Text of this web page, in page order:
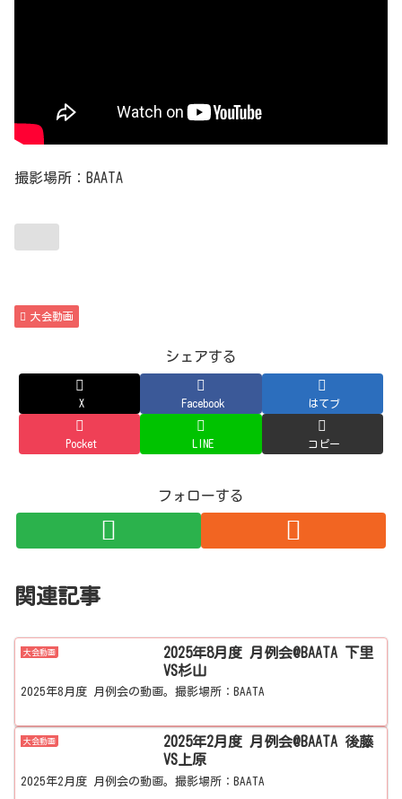
撮影場所：BAATA
大会動画
シェアする
X Facebook はてブ
Pocket LINE コピー
フォローする
関連記事
大会動画
2025年8月度 月例会@BAATA 下里
VS杉山
2025年8月度 月例会の動画。撮影場所：BAATA
大会動画
2025年2月度 月例会@BAATA 後藤
VS上原
2025年2月度 月例会の動画。撮影場所：BAATA